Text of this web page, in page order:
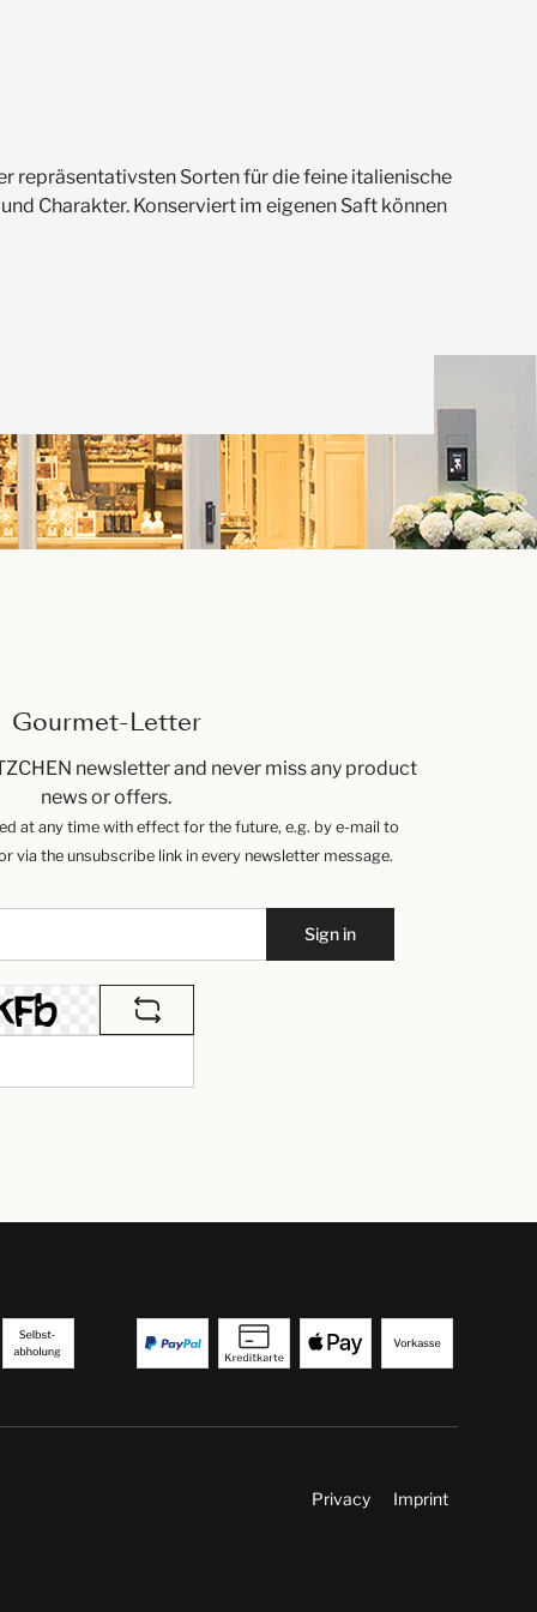
repräsentativsten Sorten für die feine italienische
Charakter. Konserviert im eigenen Saft können
Gourmet-Letter
newsletter and never miss any product
news or offers.
at any time with effect for the future, e.g. by e-mail to
via the unsubscribe link in every newsletter message.
Sign in
Privacy Imprint